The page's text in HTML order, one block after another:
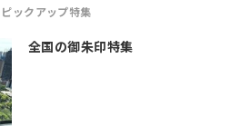
ピックアップ特集
全国の御朱印特集